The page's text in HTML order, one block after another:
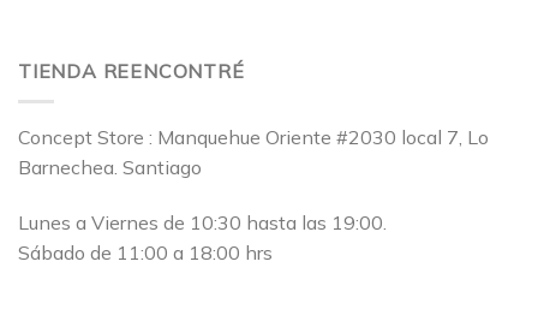
TIENDA REENCONTRÉ
Concept Store : Manquehue Oriente #2030 local 7, Lo
Barnechea. Santiago
Lunes a Viernes de 10:30 hasta las 19:00.
Sábado de 11:00 a 18:00 hrs